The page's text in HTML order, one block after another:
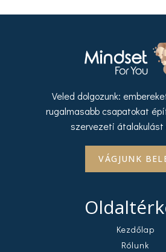
Veled dolgozunk:
rugalmasabb csapatokat
szervezeti átalakulást
VÁGJUNK
Kezdőlap
Rólunk